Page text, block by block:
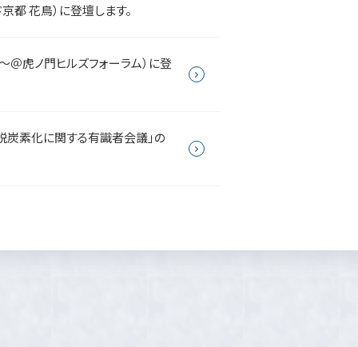
花鳥）に登壇します。
虎ノ門ヒルズフォーラム）に登
素化に関する有識者会議」の